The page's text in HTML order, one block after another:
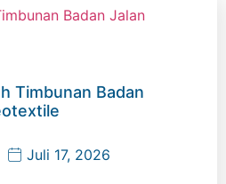
Timbunan Badan
Juli 17, 2026